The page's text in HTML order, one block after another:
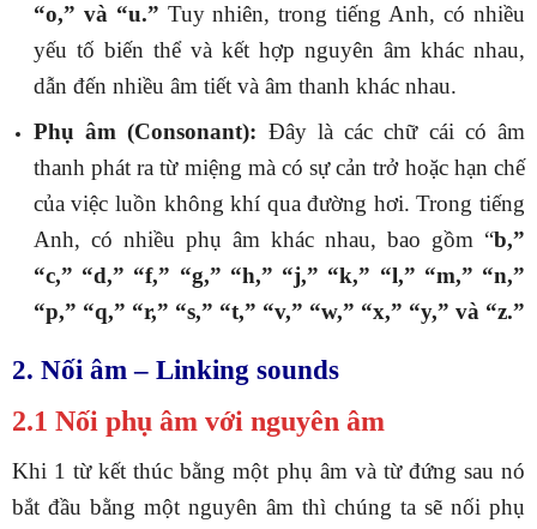
“o,” và “u.” Tuy nhiên, trong tiếng Anh, có nhiều
yếu tố biến thể và kết hợp nguyên âm khác nhau,
dẫn đến nhiều âm tiết và âm thanh khác nhau.
Phụ âm (Consonant): Đây là các chữ cái có âm
thanh phát ra từ miệng mà có sự cản trở hoặc hạn chế
của việc luồn không khí qua đường hơi. Trong tiếng
Anh, có nhiều phụ âm khác nhau, bao gồm “b,”
“c,” “d,” “f,” “g,” “h,” “j,” “k,” “l,” “m,” “n,”
“p,” “q,” “r,” “s,” “t,” “v,” “w,” “x,” “y,” và “z.”
2. Nối âm – Linking sounds
2.1 Nối phụ âm với nguyên âm
Khi 1 từ kết thúc bằng một phụ âm và từ đứng sau nó
bắt đầu bằng một nguyên âm thì chúng ta sẽ nối phụ